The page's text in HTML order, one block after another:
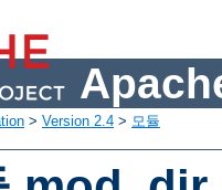
> Version 2.4 > 모듈